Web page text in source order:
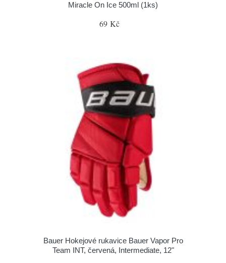
Miracle On Ice 500ml (1ks)
69 Kč
Bauer Hokejové rukavice Bauer Vapor Pro
Team INT, červená, Intermediate, 12"